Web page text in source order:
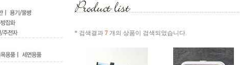
* 검색결과 7 개의 상품이 검색되었습니다.